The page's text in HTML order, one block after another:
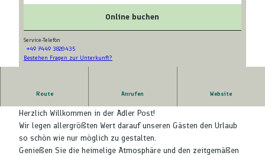
© Hotel Adler-Post
Online buchen
Service-Telefon
+49 7449 3820435
Bestehen Fragen zur Unterkunft?
Route Anrufen Website
Herzlich Willkommen in der Adler Post!
Wir legen allergrößten Wert darauf unseren Gästen den Urlaub
so schön wie nur möglich zu gestalten.
Genießen Sie die heimelige Atmosphäre und den zeitgemäßen